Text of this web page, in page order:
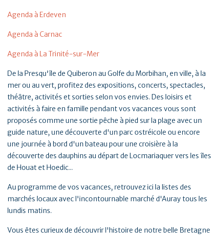
Agenda à Erdeven
Agenda à Carnac
Agenda à La Trinité-sur-Mer
De la Presqu'île de Quiberon au Golfe du Morbihan, en ville, à la
mer ou au vert, profitez des expositions, concerts, spectacles,
théâtre, activités et sorties selon vos envies. Des loisirs et
activités à faire en famille pendant vos vacances vous sont
proposés comme une sortie pêche à pied sur la plage avec un
guide nature, une découverte d'un parc ostréicole ou encore
une journée à bord d'un bateau pour une croisière à la
découverte des dauphins au départ de Locmariaquer vers les îles
de Houat et Hoedic...
Au programme de vos vacances, retrouvez ici la listes des
marchés locaux avec l'incontournable marché d'Auray tous les
lundis matins.
Vous êtes curieux de découvrir l'histoire de notre belle Bretagne